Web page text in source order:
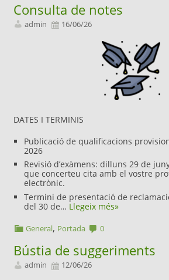
Consulta de notes
admin 16/06/26
DATES I TERMINIS
Publicació de qualificacions
2026
Revisió d’exàmens: dilluns 29 de
que concerteu cita amb el vostre
electrònic.
Termini de presentació de
del 30 de… Llegeix més»
General, Portada 0
Bústia de suggeriments
admin 12/06/26